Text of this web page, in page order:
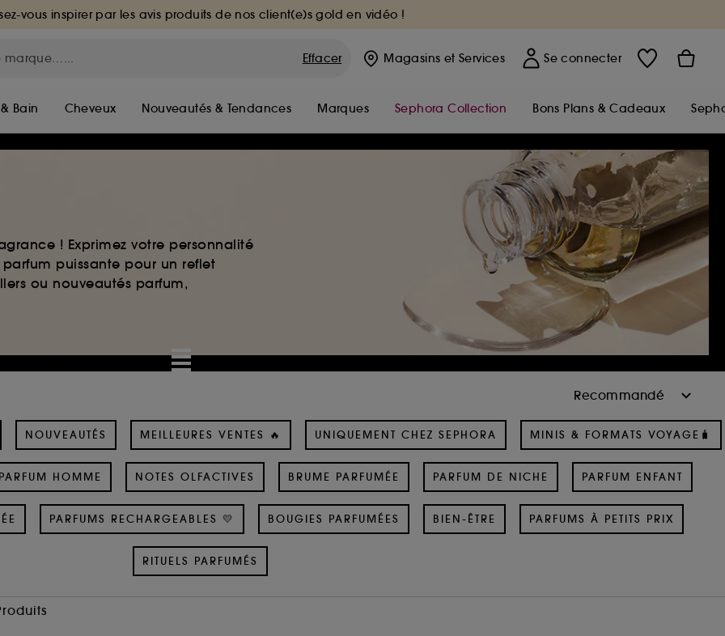
vous inspirer par les avis produits de nos client(e)s gold en vidéo !
Effacer Magasins et Services Se connecter
Bain Cheveux Nouveautés & Tendances Marques Sephora Collection Bons Plans & Cadeaux
! Exprimez votre personnalité
puissante pour un reflet
ou nouveautés parfum,
NOUVEAUTÉS MEILLEURES VENTES 🔥 UNIQUEMENT CHEZ SEPHORA MINIS & FORMATS VOYAGE🧳
PARFUM HOMME NOTES OLFACTIVES BRUME PARFUMÉE PARFUM DE NICHE PARFUM ENFANT
PARFUMS RECHARGEABLES 💛 BOUGIES PARFUMÉES BIEN-ÊTRE PARFUMS À PETITS PRIX
RITUELS PARFUMÉS